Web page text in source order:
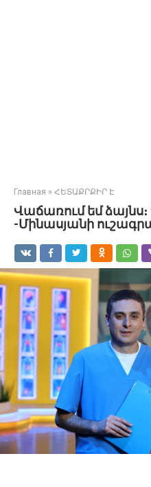
Главная » ՀԵՏԱՔՐՔԻՐ Է
Վաճառում եմ ձայնս։
-Մինասյանի